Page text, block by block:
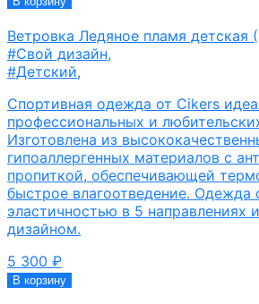
Ветровка Ледяное пламя детская
#Свой дизайн,
#Детский,
Спортивная одежда от Cikers
профессиональных и
Изготовлена из
гипоаллергенных материалов с
пропиткой, обеспечивающей
быстрое влагоотведение. Одежда
эластичностью в 5 направлениях
дизайном.
5 300 ₽
В корзину